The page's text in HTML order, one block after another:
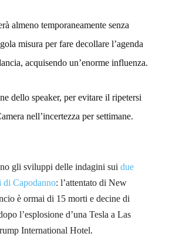
almeno temporaneamente senza
misura per fare decollare l’agenda
acquisendo un’enorme influenza.
dello speaker, per evitare il ripetersi
nell’incertezza per settimane.
gli sviluppi delle indagini sui due
di Capodanno: l’attentato di New
è ormai di 15 morti e decine di
l’esplosione d’una Tesla a Las
International Hotel.